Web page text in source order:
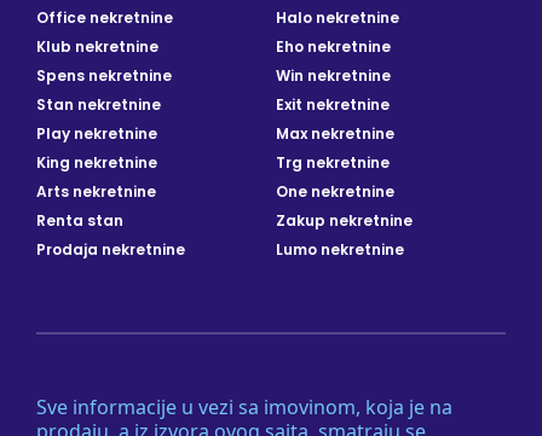
Sve informacije u vezi sa imovinom, koja je na
Office nekretnine
Halo nekretnine
Klub nekretnine
Eho nekretnine
Spens nekretnine
Win nekretnine
Stan nekretnine
Exit nekretnine
Play nekretnine
Max nekretnine
King nekretnine
Trg nekretnine
Arts nekretnine
One nekretnine
Renta stan
Zakup nekretnine
Prodaja nekretnine
Lumo nekretnine